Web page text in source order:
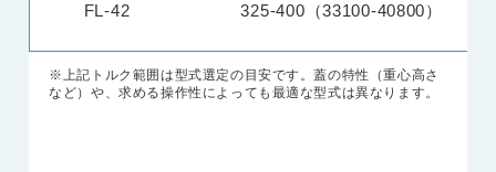
FL-42 325-400（33100-40800）
※上記トルク範囲は型式選定の目安です。蓋の特性（重心高さ
など）や、求める操作性によっても最適な型式は異なります。